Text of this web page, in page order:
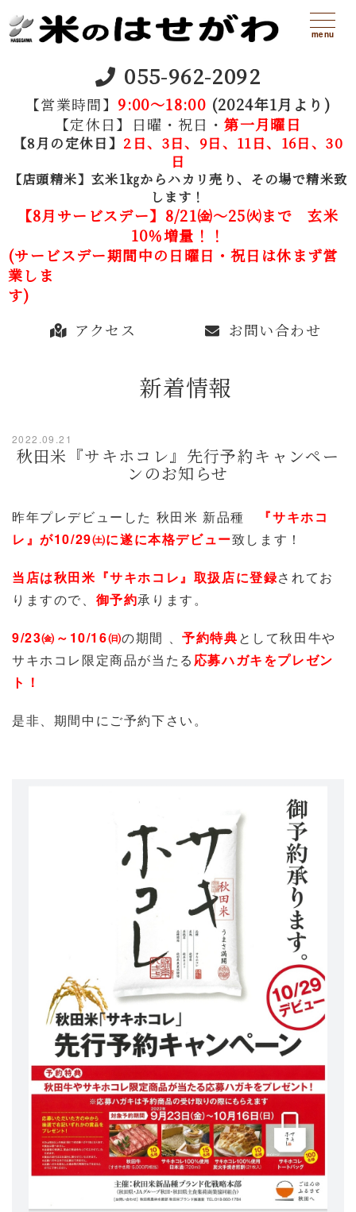
055-962-2092
【営業時間】 9:00～18:00 (2024年1月より)
【定休日】日曜・祝日・第一月曜日
【8月の定休日】 2 日、3日、9日、11日、16日、30
日
【店頭精米】玄米1㎏からハカリ売り、その場で精米致
します！
【8月サービスデー】8/21㈮～25㈫まで 玄米
10％増量！！
(サービスデー期間中の日曜日・祝日は休まず営
業しま
アクセス
お問い合わせ
menu
新着情報
2022.09.21
秋田米『サキホコレ』先行予約キャンペー
ンのお知らせ
昨年プレデビューした 秋田米 新品種
『サキホコ
レ』が10/29㈯に遂に本格デビュー致します！
当店は秋田米『サキホコレ』取扱店に登録されてお
りますので、 御予約承ります。
9/23㈮～10/16㈰の期間 、予約特典として秋田牛や
サキホコレ限定商品が当たる 応募ハガキをプレゼン
ト！
是非、期間中にご予約下さい。